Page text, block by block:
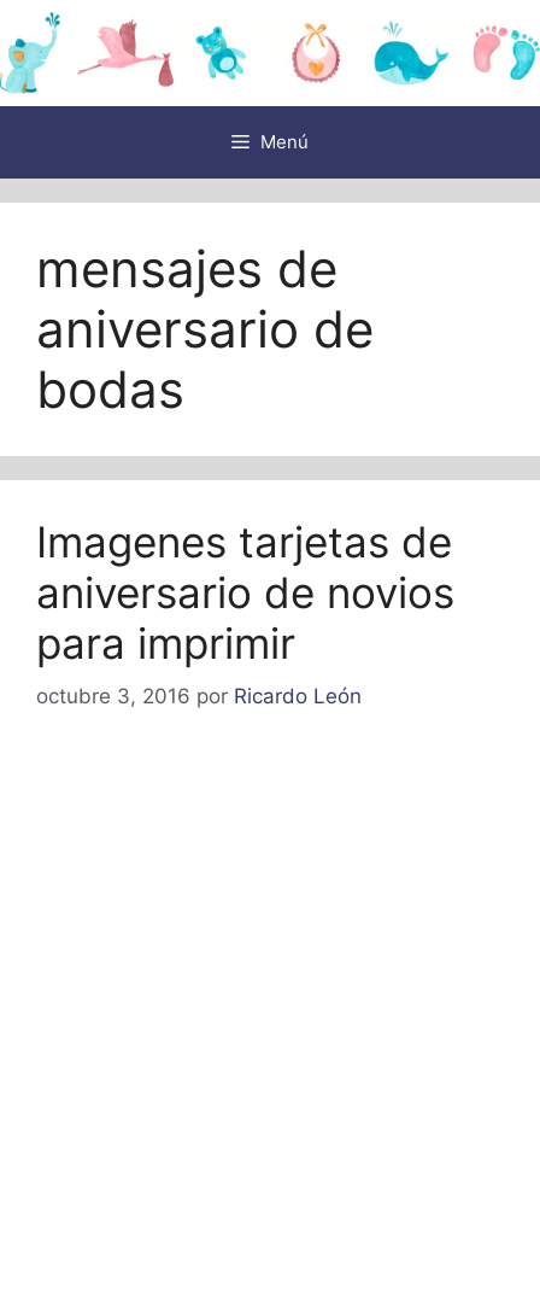
Saltar
al
contenido
Menú
mensajes de
aniversario de
bodas
Imagenes tarjetas de
aniversario de novios
para imprimir
octubre 3, 2016 por Ricardo León